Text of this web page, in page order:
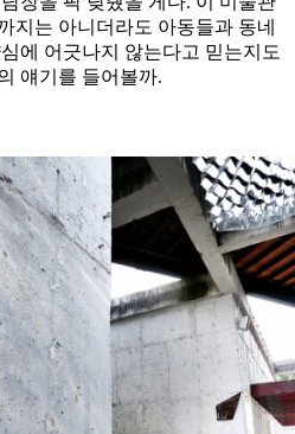
지는 아니더라도 아동들과 동네
에 어긋나지 않는다고 믿는지도
얘기를 들어볼까.